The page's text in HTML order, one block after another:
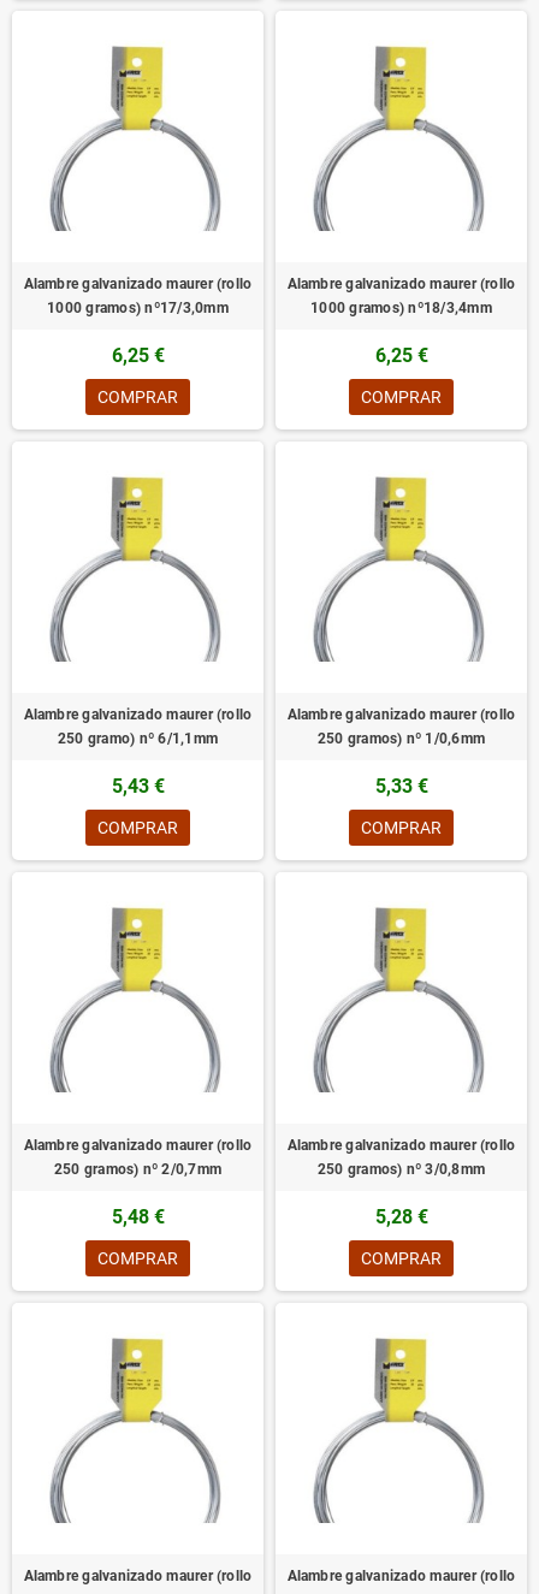
Alambre galvanizado maurer (rollo
1000 gramos) nº17/3,0mm
6,25 €
COMPRAR
Alambre galvanizado maurer (rollo
1000 gramos) nº18/3,4mm
6,25 €
COMPRAR
Alambre galvanizado maurer (rollo
250 gramo) nº 6/1,1mm
5,43 €
COMPRAR
Alambre galvanizado maurer (rollo
250 gramos) nº 1/0,6mm
5,33 €
COMPRAR
Alambre galvanizado maurer (rollo
250 gramos) nº 2/0,7mm
5,48 €
COMPRAR
Alambre galvanizado maurer (rollo
250 gramos) nº 3/0,8mm
5,28 €
COMPRAR
Alambre galvanizado maurer (rollo
Alambre galvanizado maurer (rollo